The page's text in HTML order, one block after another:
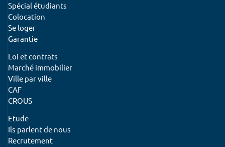
Spécial étudiants
Colocation
Se loger
Garantie
Loi et contrats
Marché immobilier
Ville par ville
CAF
CROUS
Etude
Ils parlent de nous
Recrutement